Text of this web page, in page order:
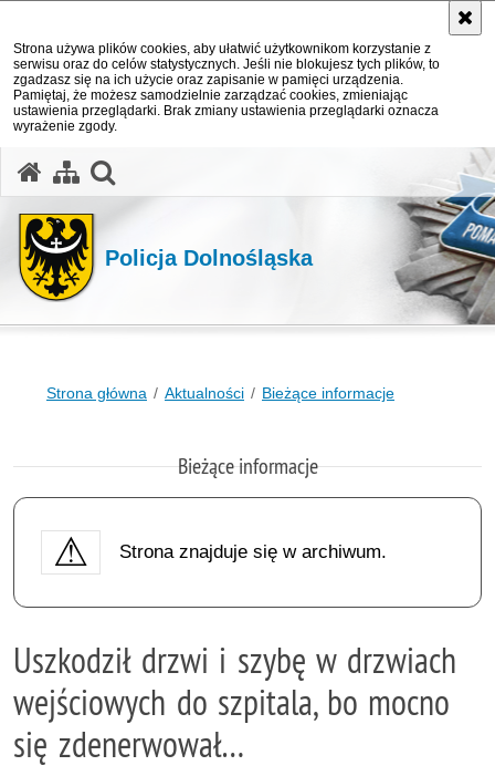
Strona używa plików cookies, aby ułatwić użytkownikom korzystanie z
serwisu oraz do celów statystycznych. Jeśli nie blokujesz tych plików, to
zgadzasz się na ich użycie oraz zapisanie w pamięci urządzenia.
Pamiętaj, że możesz samodzielnie zarządzać cookies, zmieniając
ustawienia przeglądarki. Brak zmiany ustawienia przeglądarki oznacza
wyrażenie zgody.
Policja Dolnośląska
Strona główna Aktualności Bieżące informacje
Bieżące informacje
Strona znajduje się w archiwum.
Uszkodził drzwi i szybę w drzwiach
wejściowych do szpitala, bo mocno
się zdenerwował…